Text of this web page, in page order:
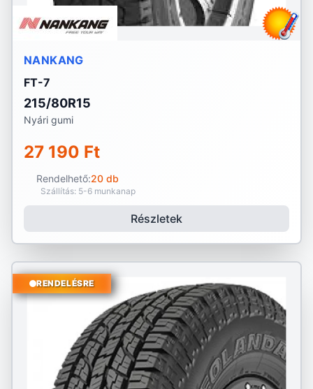
NANKANG
FT-7
215/80R15
Nyári gumi
27 190 Ft
Rendelhető:20 db
Szállítás: 5-6 munkanap
Részletek
RENDELÉSRE